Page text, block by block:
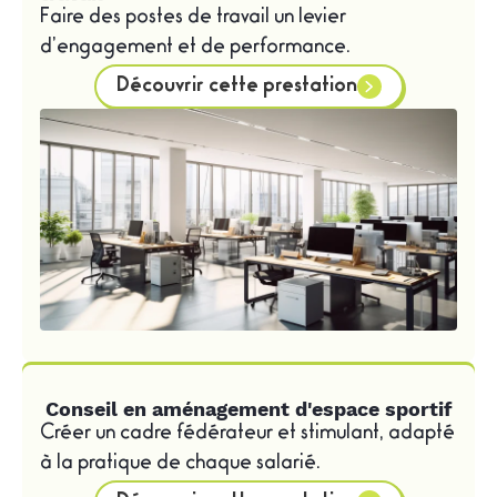
; électroménager (frigo, micro-ondes) ;
équipements ludiques (babyfoot, billard, table
de ping-pong), etc.
6. Imaginez une ambiance originale et
personnalisée
Une fois le mobilier et les équipements
sélectionnés pour vos espaces, vous devez
créer l’ambiance idéale pour chacun d’entre
matières, les accessoires et éléments de
décoration doivent restituer l’atmosphère
appropriée : style design et coloré, ambiance
Faire des postes de travail un levier
d’engagement et de performance.
Découvrir cette prestation
Conseil en aménagement d'espace sportif
Créer un cadre fédérateur et stimulant, adapté
à la pratique de chaque salarié.